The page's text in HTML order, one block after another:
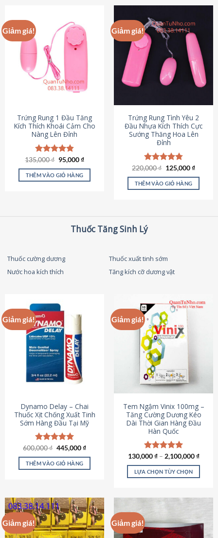
có
nhiều
biến
thể.
Các
tùy
chọn
được
chọn
trên
trang
sản
phẩm
Giảm giá!
Trứng Rung 1 Đầu Tăng
Kích Thích Khoái Cảm Cho
Nàng Lên Đỉnh
Được xếp
hạng4.87
5 sao
135,000₫ Giá
gốc
là:
135,000 ₫.
95,000₫Giá
tại
THÊM VÀO GIỎ HÀNG
Giảm giá!
Trứng Rung Tình Yêu 2
Đầu Nhựa Kích Thích Cực
Sướng Thăng Hoa Lên
Đỉnh
Được xếp
hạng4.79
5 sao
220,000₫ Giá
là:
220,000 ₫.
125,000₫Giá
tại
THÊM VÀO GIỎ HÀNG
Thuốc Tăng Sinh Lý
Thuốc cường dương
Thuốc xuất tinh sớm
Nước hoa kích thích
Tăng kích cỡ dương vật
Giảm giá!
Dynamo Delay – Chai
Thuốc Xịt Chống Xuất Tinh
Sớm Hàng Đầu Tại Mỹ
Được xếp
hạng5.00
5 sao
600,000₫ Giá
là:
600,000 ₫.
445,000₫Giá
tại
THÊM VÀO GIỎ HÀNG
Giảm giá!
Tem Ngậm Vinix 100mg –
Tăng Cường Dương Kéo
Dài Thời Gian Hàng Đầu
Hàn Quốc
Được xếp
hạng5.00
5 sao
130,000₫– 2,100,000₫
LỰA CHỌN TÙY CHỌN
nhiều
biến
Giảm giá! Giảm giá!